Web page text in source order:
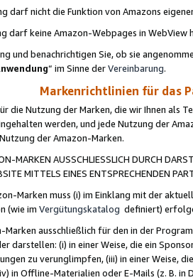
darf nicht die Funktion von Amazons
darf keine Amazon-Webpages in WebView
und benachrichtigen Sie, ob sie
“ im Sinne derVereinbarung.
Markenrichtlinien für das
die Nutzung der Marken, die wir Ihnen als
werden, und jede Nutzung der
der Amazon-Marken.
MARKEN AUSSCHLIESSLICH DURCH
MITTELS EINES ENTSPRECHENDEN
Marken muss (i) im Einklang mit der
(wie im Vergütungskatalog definiert)
Marken ausschließlich für den in der
darstellen: (i) in einer Weise, die ein
zu verunglimpfen, (iii) in einer Weise,
in Offline-Materialien oder E-Mails (z. B. in